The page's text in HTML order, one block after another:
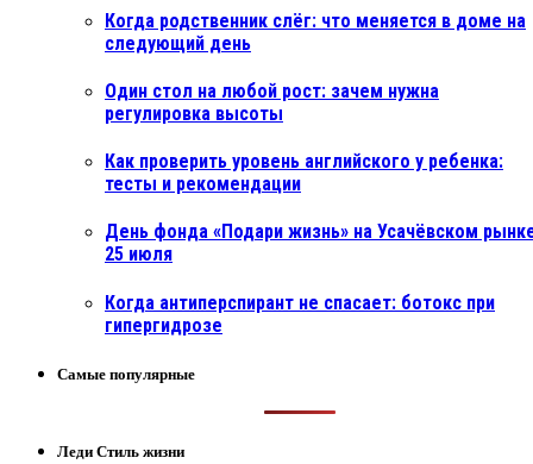
Когда родственник слёг: что меняется в доме на
следующий день
Один стол на любой рост: зачем нужна
регулировка высоты
Как проверить уровень английского у ребенка:
тесты и рекомендации
День фонда «Подари жизнь» на Усачёвском
25 июля
Когда антиперспирант не спасает: ботокс при
гипергидрозе
Самые популярные
Леди Стиль жизни